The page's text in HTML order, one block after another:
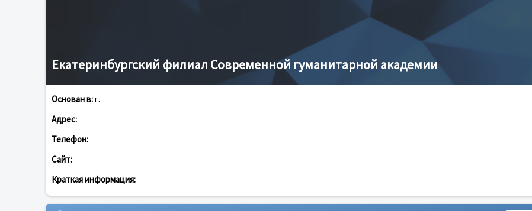
Екатеринбургский филиал Современной гуманитарной академии
Основан в:г.
Адрес:
Телефон:
Сайт:
Краткая информация: